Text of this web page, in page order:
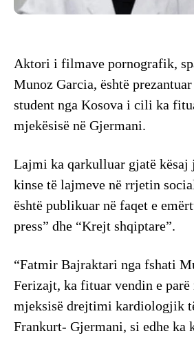
Aktori i filmave pornografik,
Munoz Garcia, është
student nga Kosova i cili ka
mjekësisë në Gjermani.
Lajmi ka qarkulluar gjatë kësaj
kinse të lajmeve në rrjetin
është publikuar në faqet e
press” dhe “Krejt shqiptare”.
“Fatmir Bajraktari nga fshati
Ferizajt, ka fituar vendin e parë
mjeksisë drejtimi kardiologjik
Frankurt- Gjermani, si edhe ka